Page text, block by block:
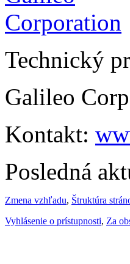
Technický
Galileo
Kontakt:
Posledná
Zmena vzhľadu, Štruktúra
Vyhlásenie o prístupnosti, Za